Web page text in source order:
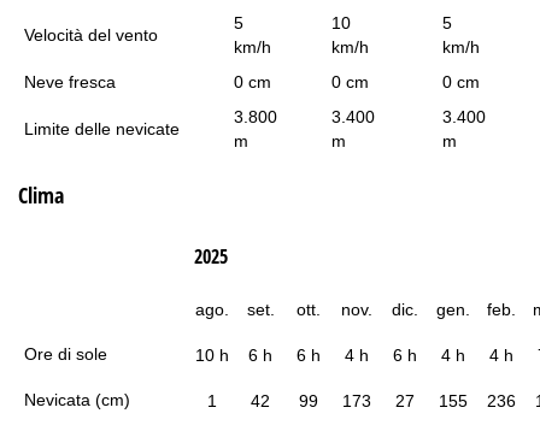
Velocità del vento
5
km/h
10
km/h
5
km/h
Neve fresca
0 cm 0 cm 0 cm
Limite delle nevicate
3.800
m
3.400
m
3.400
m
Clima
Ore di sole
Nevicata (cm)
2025
ago. set. ott. nov. dic. gen. feb.
10 h 6 h 6 h 4 h 6 h 4 h 4 h
1 42 99 173 27 155 236